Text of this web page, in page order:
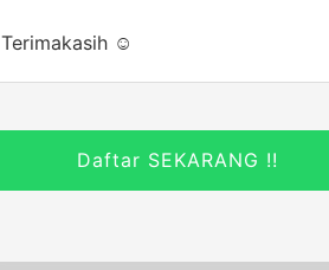
Terimakasih ☺️
Daftar SEKARANG !!